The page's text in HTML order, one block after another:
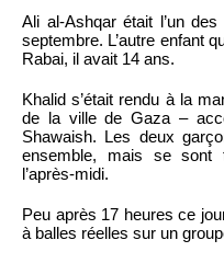
Ali al-Ashqar était l’un
septembre. L’autre enfant
Rabai, il avait 14 ans.
Khalid s’était rendu à la
de la ville de Gaza –
Shawaish. Les deux
ensemble, mais se sont
l’après-midi.
Peu après 17 heures ce
à balles réelles sur un